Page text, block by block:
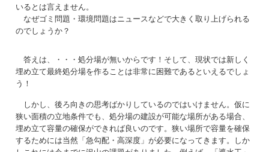
いるとは言えません。
なぜゴミ問題・環境問題はニュースなどで大きく取り上げられる
のでしょうか？
答えは、・・・処分場が無いからです！そして、現状では新しく
埋め立て最終処分場を作ることは非常に困難であるといえるでしょ
う！
しかし、後ろ向きの思考ばかりしているのではいけません。仮に
狭い面積の立地条件でも、処分場の建設が可能な場所がある場合、
埋め立て容量の確保ができれば良いのです。狭い場所で容量を確保
するためには当然「急勾配・高深度」が必要になってきます。しか